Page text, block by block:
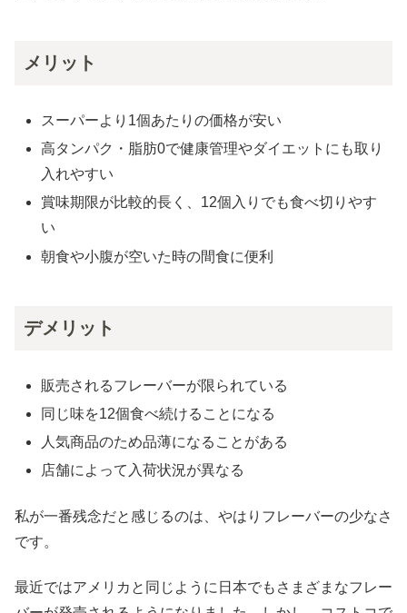
メリット
スーパーより1個あたりの価格が安い
高タンパク・脂肪0で健康管理やダイエットにも取り
入れやすい
賞味期限が比較的長く、12個入りでも食べ切りやす
い
朝食や小腹が空いた時の間食に便利
デメリット
販売されるフレーバーが限られている
同じ味を12個食べ続けることになる
人気商品のため品薄になることがある
店舗によって入荷状況が異なる
私が一番残念だと感じるのは、やはりフレーバーの少なさ
です。
最近ではアメリカと同じように日本でもさまざまなフレー